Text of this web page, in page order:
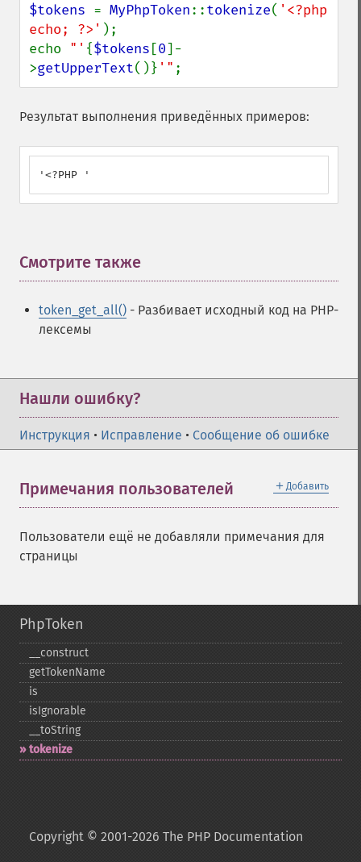
$tokens = MyPhpToken::tokenize( '<?php
echo; ?>' );
echo "' {$tokens [0]-
>getUpperText()} '" ;
Результат выполнения приведённых примеров:
'<?PHP '
Смотрите также
token_get_all() - Разбивает исходный код на PHP-
лексемы
Нашли ошибку?
Инструкция • Исправление • Сообщение об ошибке
＋ Добавить
Примечания пользователей
Пользователи ещё не добавляли примечания для
страницы
PhpToken
_​_​construct
getTokenName
is
isIgnorable
_​_​toString
tokenize
Copyright © 2001-2026 The PHP Documentation